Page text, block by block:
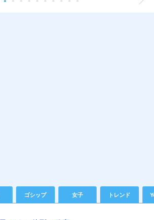
ゴシップ 女子 トレンド